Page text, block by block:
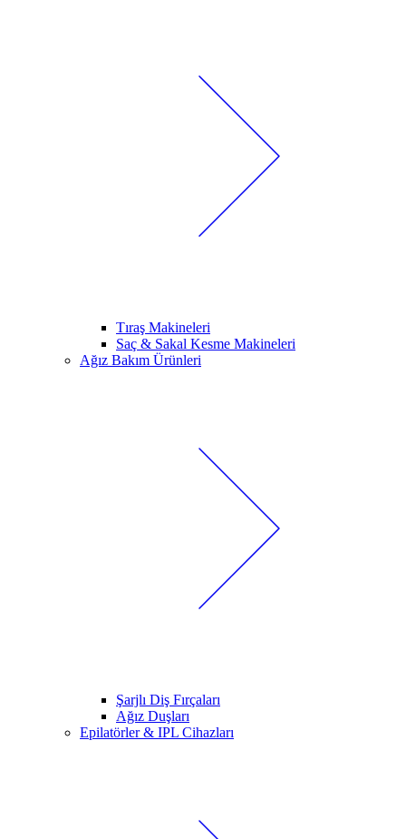
Tıraş Makineleri
Saç & Sakal Kesme Makineleri
Ağız Bakım Ürünleri
Şarjlı Diş Fırçaları
Ağız Duşları
Epilatörler & IPL Cihazları